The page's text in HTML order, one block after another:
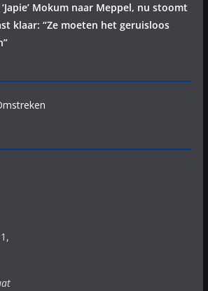
Mokum naar Meppel, nu stoomt
klaar: “Ze moeten het geruisloos